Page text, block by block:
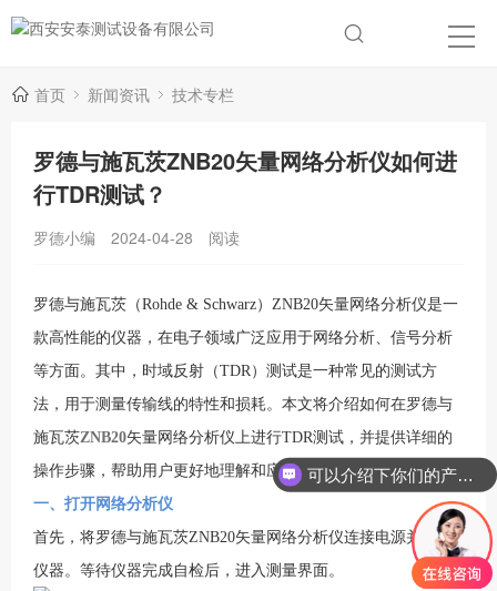
首页 新闻资讯 技术专栏
罗德与施瓦茨ZNB20矢量网络分析仪如何进
行TDR测试？
罗德小编 2024-04-28 阅读
罗德与施瓦茨（Rohde & Schwarz）ZNB20矢量网络分析仪是一
款高性能的仪器，在电子领域广泛应用于网络分析、信号分析
等方面。其中，时域反射（TDR）测试是一种常见的测试方
法，用于测量传输线的特性和损耗。本文将介绍如何在罗德与
施瓦茨ZNB20矢量网络分析仪上进行TDR测试，并提供详细的
操作步骤，帮助用户更好地理解和应用这一技术。
一、打开网络分析仪
首先，将罗德与施瓦茨ZNB20矢量网络分析仪连接电源并打开
仪器。等待仪器完成自检后，进入测量界面。
可以介绍下你们的产品么？